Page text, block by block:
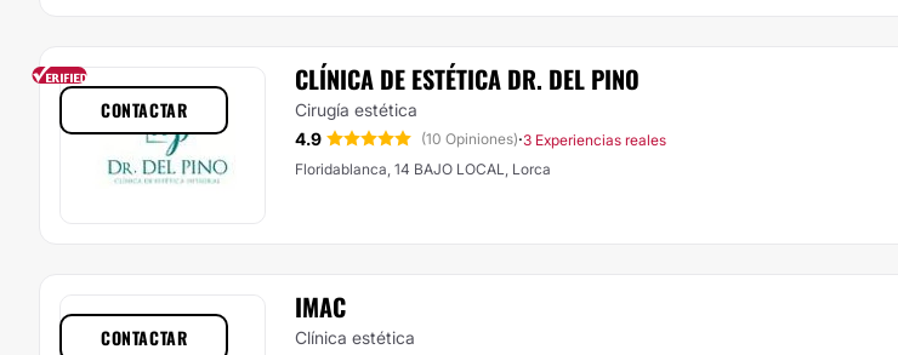
CLÍNICA DE ESTÉTICA DR. DEL PINO
Cirugía estética
4.9
(10 Opiniones)·3 Experiencias reales
Floridablanca, 14 BAJO LOCAL, Lorca
CONTACTAR
IMAC
Clínica estética
CONTACTAR